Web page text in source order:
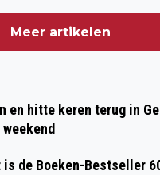
Meer artikelen
en hitte keren terug in
is de Boeken-Bestseller